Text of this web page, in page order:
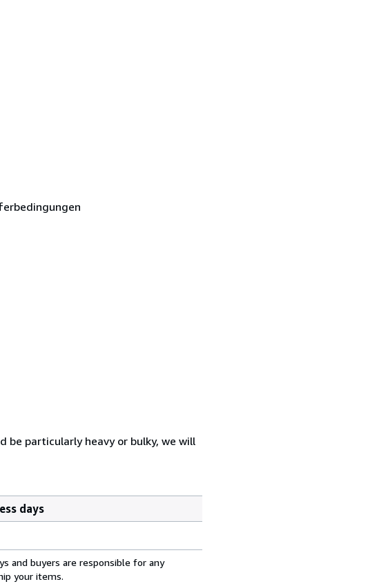
be particularly heavy or bulky, we will
days
and buyers are responsible for any
your items.